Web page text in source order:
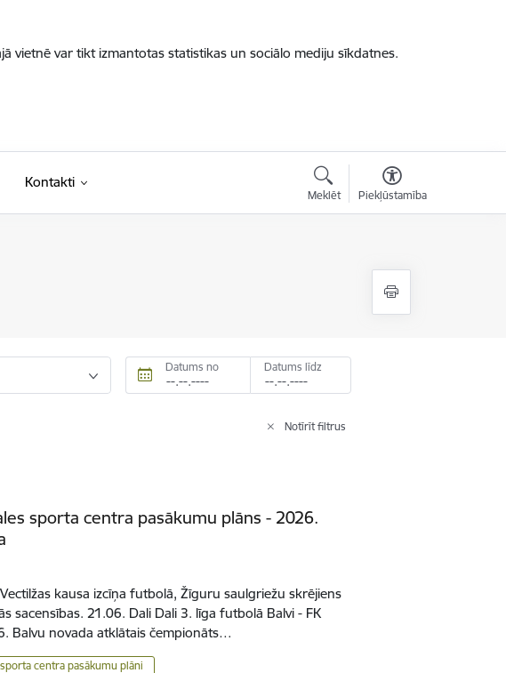
vietnē var tikt izmantotas statistikas un sociālo mediju sīkdatnes.
Kontakti
Meklēt Piekļūstamība
Datums no Datums līdz
Notīrīt filtrus
sporta centra pasākumu plāns - 2026.
kausa izcīņa futbolā, Žīguru saulgriežu skrējiens
sacensības. 21.06. Dali Dali 3. līga futbolā Balvi - FK
Balvu novada atklātais čempionāts…
centra pasākumu plāni